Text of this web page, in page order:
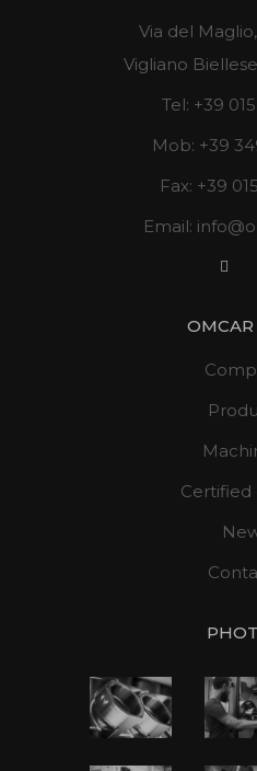
Via del
Vigliano
Tel: +39
Mob: +39
Fax: +39
Email:
Certified